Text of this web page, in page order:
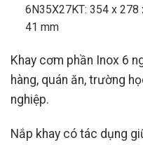
6N35X27KT: 354 x 278
41 mm
Khay cơm phần Inox 6
hàng, quán ăn, trường
nghiệp.
Nắp khay có tác dụng